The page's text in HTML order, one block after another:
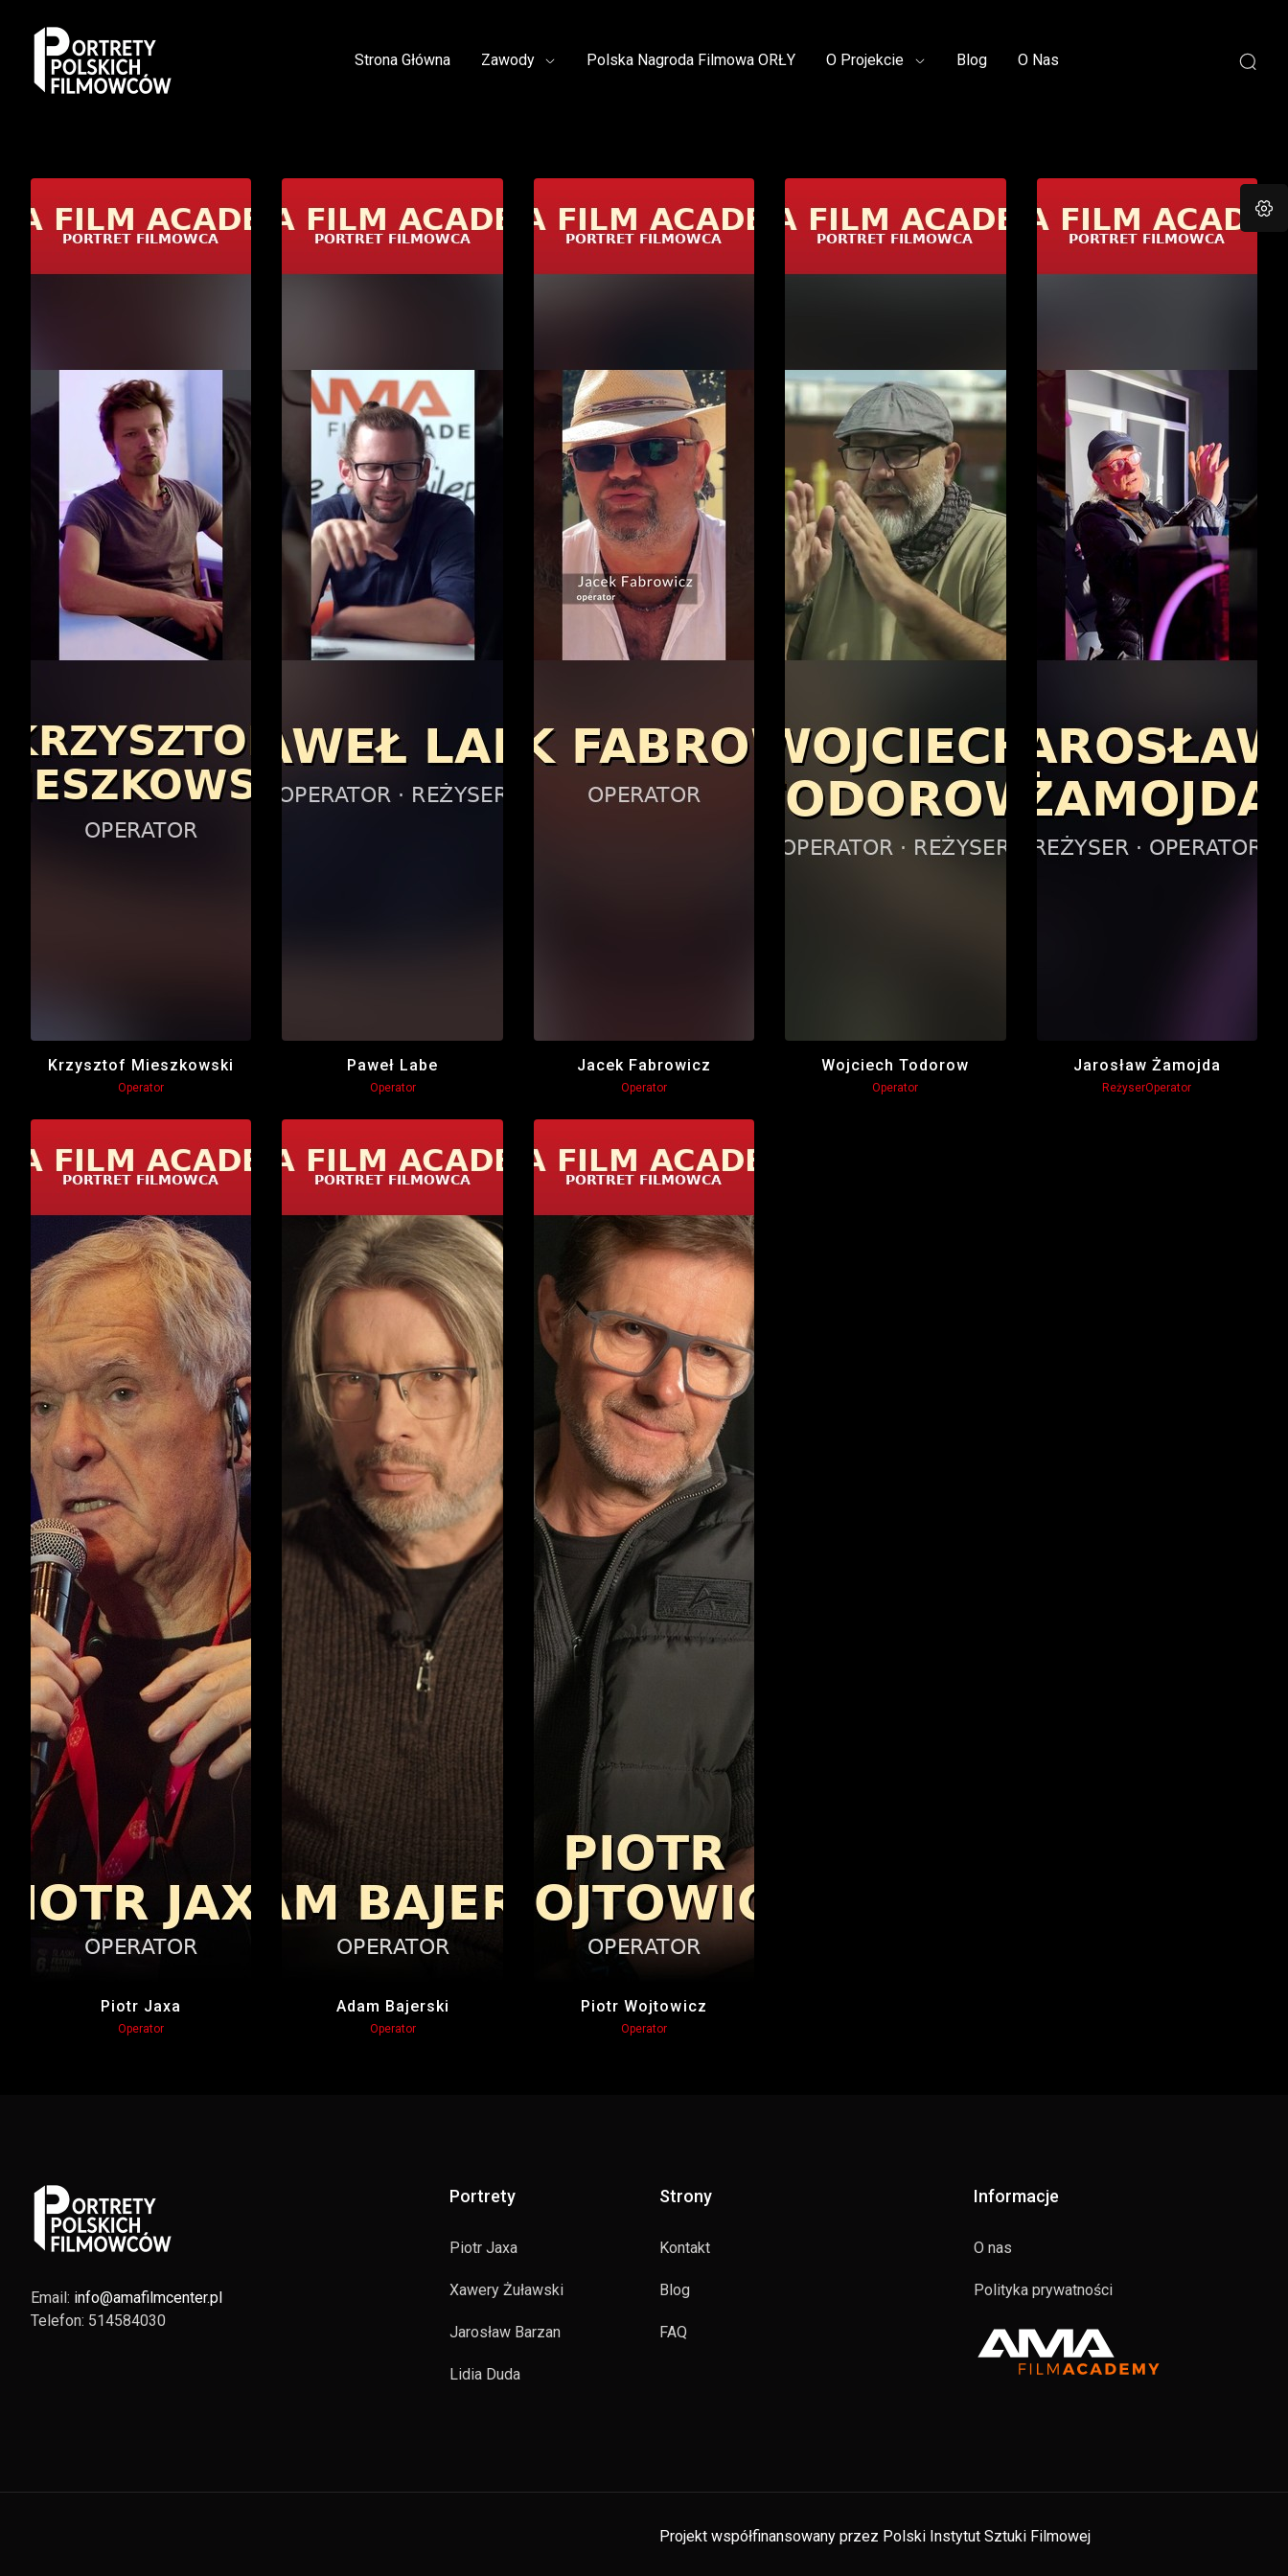
Strona Główna Zawody Polska Nagroda Filmowa ORŁY O Projekcie Blog O Nas
Krzysztof Mieszkowski
Operator
Paweł Labe
Operator
Jacek Fabrowicz
Operator
Wojciech Todorow
Operator
Jarosław Żamojda
ReżyserOperator
Piotr Jaxa
Operator
Adam Bajerski
Operator
Piotr Wojtowicz
Operator
Email: info@amafilmcenter.pl
Telefon: 514584030
Portrety
Piotr Jaxa
Xawery Żuławski
Jarosław Barzan
Lidia Duda
Strony
Kontakt
Blog
FAQ
Informacje
O nas
Polityka prywatności
Projekt współfinansowany przez Polski Instytut Sztuki Filmowej